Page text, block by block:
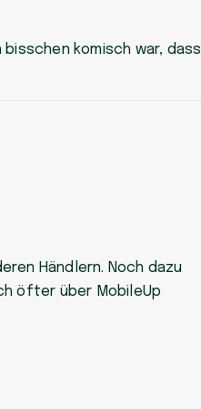
bisschen komisch war, dass
Händlern. Noch dazu
öfter über MobileUp